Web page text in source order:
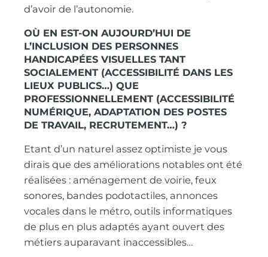
d’avoir de l’autonomie.
OÙ EN EST-ON AUJOURD’HUI DE
L’INCLUSION DES PERSONNES
HANDICAPÉES VISUELLES TANT
SOCIALEMENT (ACCESSIBILITÉ DANS LES
LIEUX PUBLICS…) QUE
PROFESSIONNELLEMENT (ACCESSIBILITÉ
NUMÉRIQUE, ADAPTATION DES POSTES
DE TRAVAIL, RECRUTEMENT…) ?
Etant d’un naturel assez optimiste je vous
dirais que des améliorations notables ont été
réalisées : aménagement de voirie, feux
sonores, bandes podotactiles, annonces
vocales dans le métro, outils informatiques
de plus en plus adaptés ayant ouvert des
métiers auparavant inaccessibles…